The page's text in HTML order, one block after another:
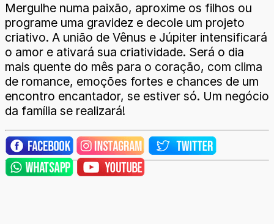
Mergulhe numa paixão, aproxime os filhos ou
programe uma gravidez e decole um projeto
criativo. A união de Vênus e Júpiter intensificará
o amor e ativará sua criatividade. Será o dia
mais quente do mês para o coração, com clima
de romance, emoções fortes e chances de um
encontro encantador, se estiver só. Um negócio
da família se realizará!